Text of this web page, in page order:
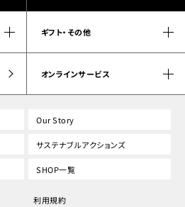
ギフト・その他
オンラインサービス
Our Story
サステナブルアクションズ
SHOP一覧
利用規約